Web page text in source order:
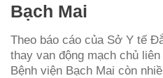
Bạch Mai
Theo báo cáo của Sở Y tế
thay van động mạch chủ
Bệnh viện Bạch Mai còn